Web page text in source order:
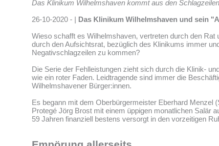
Das Klinikum Wilhelmshaven kommt aus den
26-10-2020 - | Das Klinikum Wilhelmshaven und sein
Wieso schafft es Wilhelmshaven, vertreten durch den Rat
durch den Aufsichtsrat, bezüglich des Klinikums immer
Negativschlagzeilen zu kommen?
Die Serie der Fehlleistungen zieht sich durch die Klinik-
wie ein roter Faden. Leidtragende sind immer die
Wilhelmshavener Bürger:innen.
Es begann mit dem Oberbürgermeister Eberhard Menzel
Protegé Jörg Brost mit einem üppigen monatlichen Salär
59 Jahren finanziell bestens versorgt in den vorzeitigen